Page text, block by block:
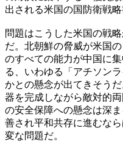
出される米国の国防衛戦
問題はこうした米国の戦
だ。北朝鮮の脅威が米国
のすべての能力が中国に
る、いわゆる「アチソン
かとの懸念が出てきそう
器を完成しながら敵対的
の安全保障への懸念は深
善され平和共存に進むな
変な問題だ。